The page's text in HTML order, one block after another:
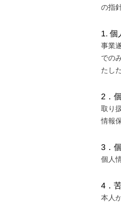
の指
1. 個
事業
での
たし
2．
取り
情報
3．
個人
4．
本人